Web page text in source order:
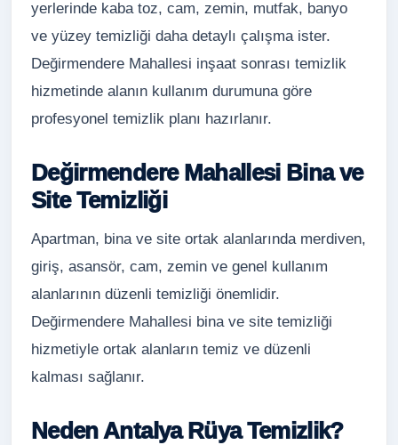
yerlerinde kaba toz, cam, zemin, mutfak, banyo
ve yüzey temizliği daha detaylı çalışma ister.
Değirmendere Mahallesi inşaat sonrası temizlik
hizmetinde alanın kullanım durumuna göre
profesyonel temizlik planı hazırlanır.
Değirmendere Mahallesi Bina ve
Site Temizliği
Apartman, bina ve site ortak alanlarında merdiven,
giriş, asansör, cam, zemin ve genel kullanım
alanlarının düzenli temizliği önemlidir.
Değirmendere Mahallesi bina ve site temizliği
hizmetiyle ortak alanların temiz ve düzenli
kalması sağlanır.
Neden Antalya Rüya Temizlik?